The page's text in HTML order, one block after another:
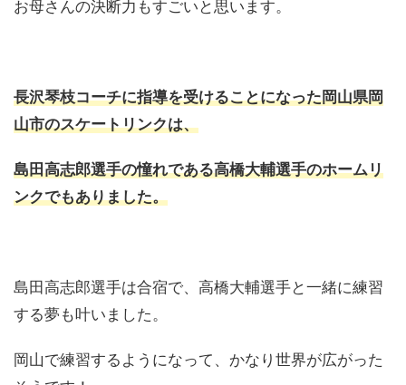
お母さんの決断力もすごいと思います。
長沢琴枝コーチに指導を受けることになった岡山県岡
山市のスケートリンクは、
島田高志郎選手の憧れである高橋大輔選手のホームリ
ンクでもありました。
島田高志郎選手は合宿で、高橋大輔選手と一緒に練習
する夢も叶いました。
岡山で練習するようになって、かなり世界が広がった